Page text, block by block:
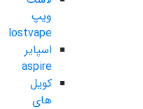
ویپ
lostvape
اسپایر
aspire
کویل
های